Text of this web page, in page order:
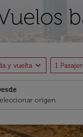
y vuelta expand_more 1